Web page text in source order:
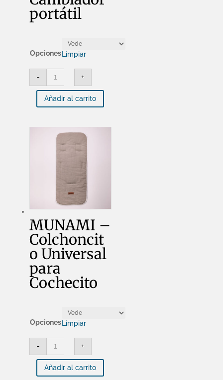
portátil
Opciones Limpiar
-
MUNAMI
Cambiador
portátil
cantidad
+
Añadir al carrito
MUNAMI –
Colchoncit
o Universal
para
Cochecito
OpcionesLimpiar
-
MUNAMI
Colchoncito
Universal
para
Cochecito
+
Añadir al carrito